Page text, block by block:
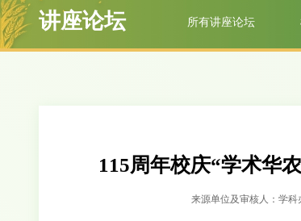
讲座论坛 所有讲座论坛
115周年校庆“学术华
来源单位及审核人：学科